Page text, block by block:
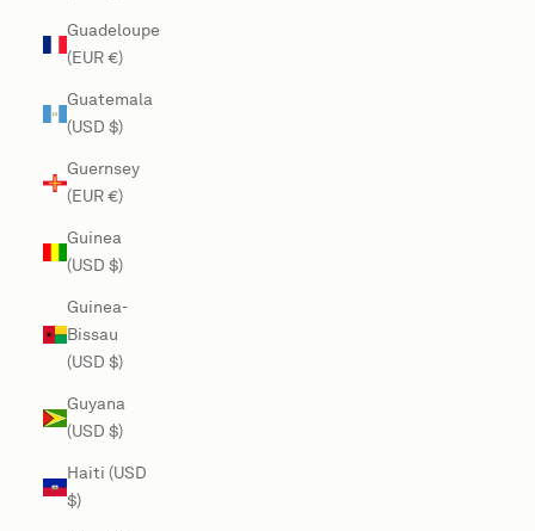
Guadeloupe
(EUR €)
Guatemala
(USD $)
Guernsey
(EUR €)
Guinea
(USD $)
Guinea-
Bissau
(USD $)
Guyana
(USD $)
Haiti (USD
$)